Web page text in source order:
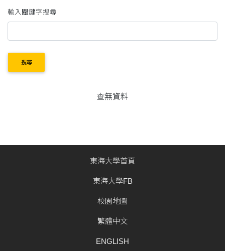
輸入關鍵字搜尋
搜尋
查無資料
東海大學首頁
東海大學FB
校園地圖
繁體中文
ENGLISH